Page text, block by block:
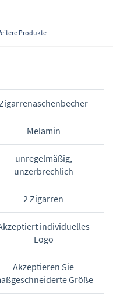
Produkte
Zigarrenaschenbecher
Melamin
unregelmäßig,
unzerbrechlich
2 Zigarren
individuelles
Logo
Akzeptieren Sie
Größe